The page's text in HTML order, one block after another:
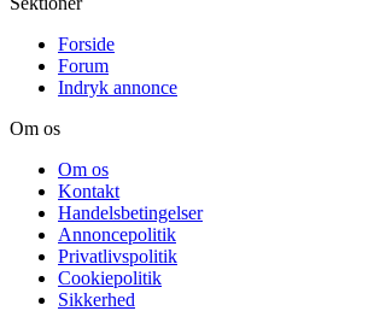
Forside
Forum
Indryk annonce
Om os
Om os
Kontakt
Handelsbetingelser
Annoncepolitik
Privatlivspolitik
Cookiepolitik
Sikkerhed